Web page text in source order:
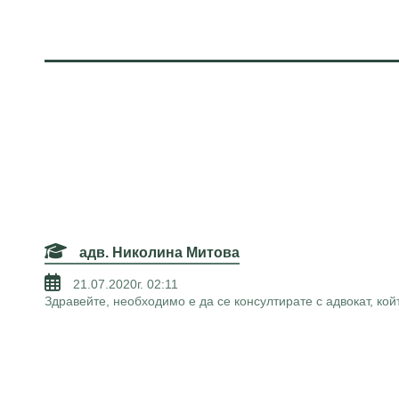
адв. Николина Митова
21.07.2020г. 02:11
Здравейте, необходимо е да се консултирате с адвокат,